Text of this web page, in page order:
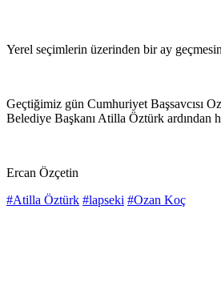
Yerel seçimlerin üzerinden bir ay
Geçtiğimiz gün Cumhuriyet Başsavcısı
Belediye Başkanı Atilla Öztürk ardından
Ercan Özçetin
#Atilla Öztürk #lapseki #Ozan Koç